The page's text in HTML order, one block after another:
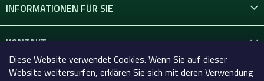
Diese Website verwendet Cookies. Wenn Sie auf dieser
Website weitersurfen, erklären Sie sich mit deren Verwendung
INFORMATIONEN FÜR SIE
KONTAKT